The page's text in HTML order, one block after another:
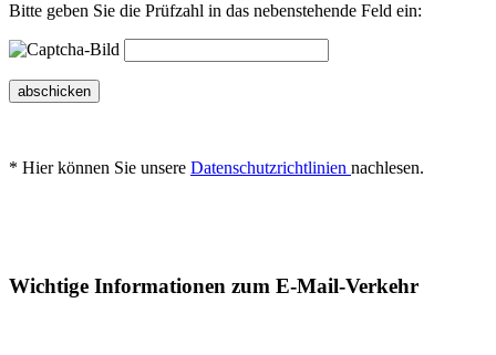
Bitte geben Sie die Prüfzahl in das nebenstehende Feld ein:
abschicken
* Hier können Sie unsere Datenschutzrichtlinien nachlesen.
Wichtige Informationen zum E-Mail-Verkehr